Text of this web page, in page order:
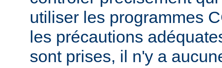
utiliser les programmes
les précautions
sont prises, il n'y a